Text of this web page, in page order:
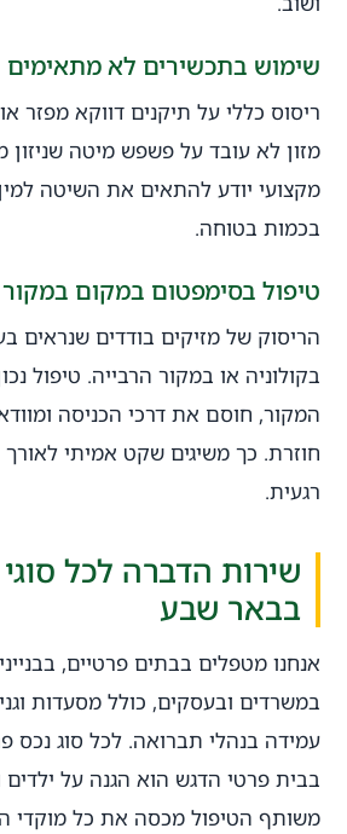
שימוש בתכשירים לא מתאימים
ריסוס כללי על תיקנים דווקא מפזר
מזון לא עובד על פשפש מיטה
מקצועי יודע להתאים את השיטה
בכמות בטוחה.
טיפול בסימפטום במקום במקור
הריסוק של מזיקים בודדים שנראים
בקולוניה או במקור הרבייה. טיפול
המקור, חוסם את דרכי הכניסה
חוזרת. כך משיגים שקט אמיתי
רגעית.
שירות הדברה לכל
בבאר שבע
אנחנו מטפלים בבתים פרטיים,
במשרדים ובעסקים, כולל מסעדות
עמידה בנהלי תברואה. לכל סוג נכס
בבית פרטי הדגש הוא הגנה על ילדים
משותף הטיפול מכסה את כל מוקדי